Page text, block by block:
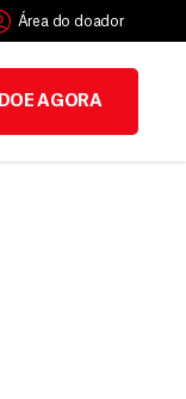
Área do doador
DOE AGORA